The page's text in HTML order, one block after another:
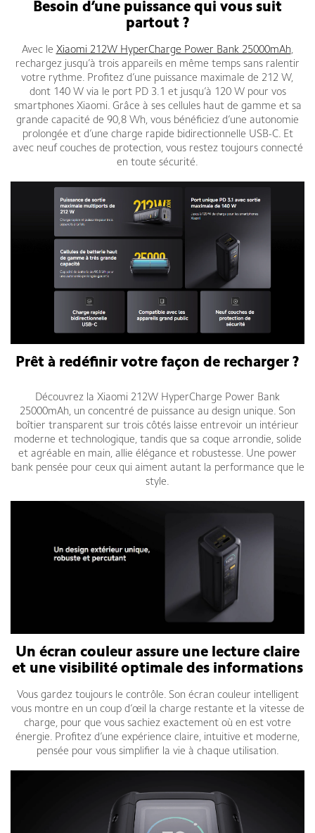
Besoin d’une puissance qui vous suit
partout ?
Avec le Xiaomi 212W HyperCharge Power Bank 25000mAh,
rechargez jusqu’à trois appareils en même temps sans ralentir
votre rythme. Profitez d’une puissance maximale de 212 W,
dont 140 W via le port PD 3.1 et jusqu’à 120 W pour vos
smartphones Xiaomi. Grâce à ses cellules haut de gamme et sa
grande capacité de 90,8 Wh, vous bénéficiez d’une autonomie
prolongée et d’une charge rapide bidirectionnelle USB-C. Et
avec neuf couches de protection, vous restez toujours connecté
en toute sécurité.
Prêt à redéfinir votre façon de recharger ?
Découvrez la Xiaomi 212W HyperCharge Power Bank
25000mAh, un concentré de puissance au design unique. Son
boîtier transparent sur trois côtés laisse entrevoir un intérieur
moderne et technologique, tandis que sa coque arrondie, solide
et agréable en main, allie élégance et robustesse. Une power
bank pensée pour ceux qui aiment autant la performance que le
style.
Un écran couleur assure une lecture claire
et une visibilité optimale des informations
Vous gardez toujours le contrôle. Son écran couleur intelligent
vous montre en un coup d’œil la charge restante et la vitesse de
charge, pour que vous sachiez exactement où en est votre
énergie. Profitez d’une expérience claire, intuitive et moderne,
pensée pour vous simplifier la vie à chaque utilisation.